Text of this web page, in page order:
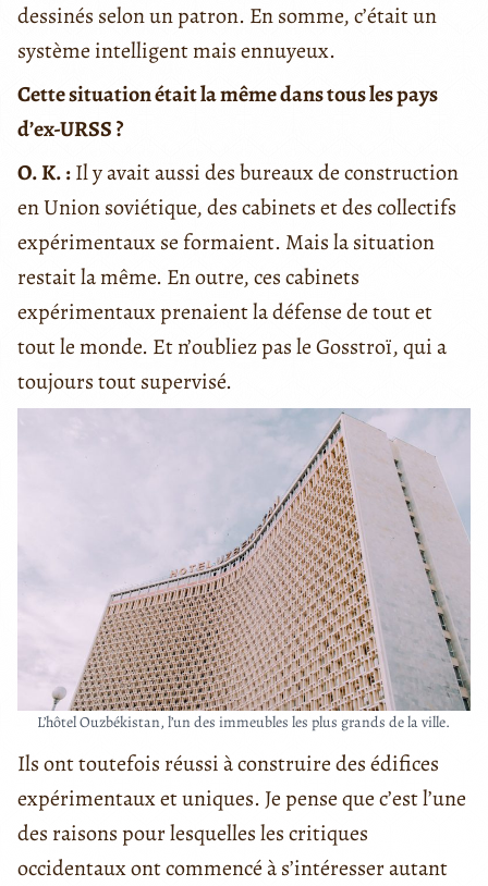
dessinés selon un patron. En somme, c’était un
système intelligent mais ennuyeux.
Cette situation était la même dans tous les pays
d’ex-URSS ?
O. K. :Il y avait aussi des bureaux de construction
en Union soviétique, des cabinets et des collectifs
expérimentaux se formaient. Mais la situation
restait la même. En outre, ces cabinets
expérimentaux prenaient la défense de tout et
tout le monde. Et n’oubliez pas le Gosstroï, qui a
toujours tout supervisé.
L’hôtel Ouzbékistan, l’un des immeubles les plus grands de la ville.
Ils ont toutefois réussi à construire des édifices
expérimentaux et uniques. Je pense que c’est l’une
des raisons pour lesquelles les critiques
occidentaux ont commencé à s’intéresser autant